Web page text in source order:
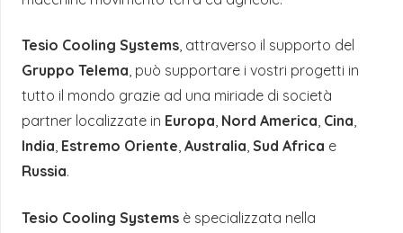
Tesio Cooling Systems, attraverso il supporto del
Gruppo Telema, può supportare i vostri progetti in
tutto il mondo grazie ad una miriade di società
partner localizzate in Europa, Nord America, Cina,
India, Estremo Oriente, Australia, Sud Africa e
Russia.
Tesio Cooling Systems è specializzata nella